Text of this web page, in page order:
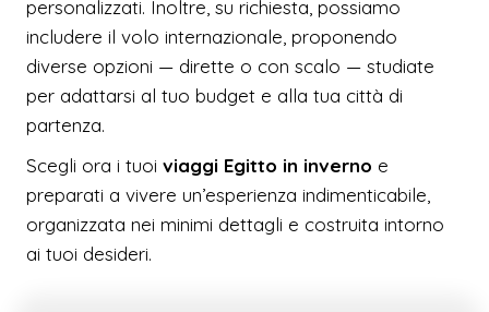
personalizzati. Inoltre, su richiesta, possiamo
includere il volo internazionale, proponendo
diverse opzioni — dirette o con scalo — studiate
per adattarsi al tuo budget e alla tua città di
partenza.
Scegli ora i tuoi viaggi Egitto in inverno e
preparati a vivere un’esperienza indimenticabile,
organizzata nei minimi dettagli e costruita intorno
ai tuoi desideri.